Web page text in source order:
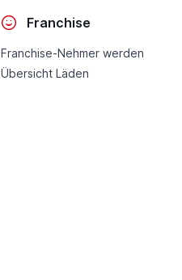
Franchise
Franchise-Nehmer werden
Übersicht Läden